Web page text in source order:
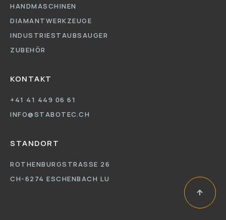
HANDMASCHINEN
DIAMANTWERKZEUGE
INDUSTRIESTAUBSAUGER
ZUBEHÖR
KONTAKT
+41 41 449 06 61
INFO@STABOTEC.CH
STANDORT
ROTHENBURGSTRASSE 26
CH-6274 ESCHENBACH LU